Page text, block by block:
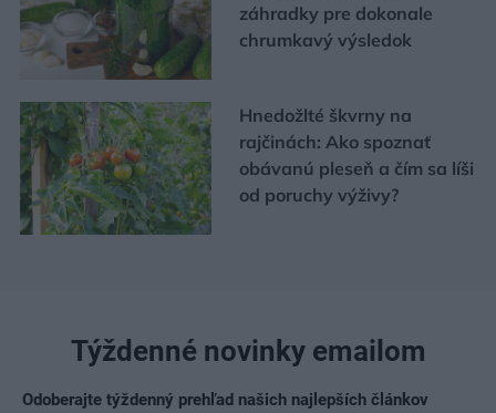
záhradky pre dokonale
chrumkavý výsledok
Hnedožlté škvrny na
rajčinách: Ako spoznať
obávanú pleseň a čím sa líši
od poruchy výživy?
Týždenné novinky emailom
Odoberajte týždenný prehľad našich najlepších článkov